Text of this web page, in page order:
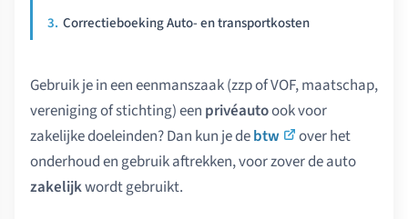
Correctieboeking Auto- en transportkosten
Gebruik je in een eenmanszaak (zzp of VOF, maatschap,
vereniging of stichting) een privéautoook voor
zakelijke doeleinden? Dan kun je debtw
over het
onderhoud en gebruik aftrekken, voor zover de auto
zakelijkwordt gebruikt.